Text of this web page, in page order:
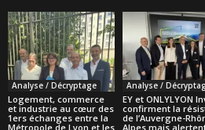
Analyse / Décryptage
Logement, commerce
et industrie au cœur des
1ers échanges entre la
Métropole de Lyon et les
Analyse /
EY et ONLYLYON
confirment la
de l’Auvergne-
Alpes mais